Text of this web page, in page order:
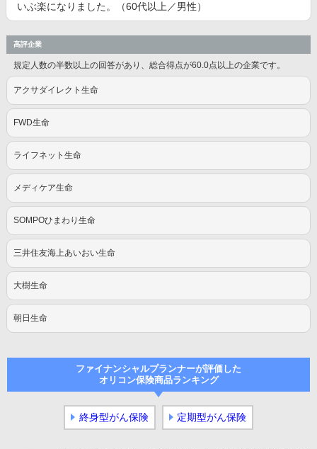
いぶ楽になりました。（60代以上／男性）
高評企業
規定人数の半数以上の回答があり、総合得点が60.0点以上の企業です。
アクサダイレクト生命
FWD生命
ライフネット生命
メディケア生命
SOMPOひまわり生命
三井住友海上あいおい生命
大樹生命
朝日生命
ファイナンシャルプランナーが評価した
オリコン保険商品ランキング
終身型がん保険 定期型がん保険